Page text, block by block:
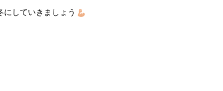
していきましょう